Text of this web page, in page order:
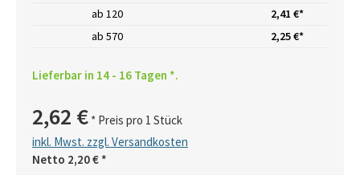
ab 120
2,41 €*
ab 570 2,25 €*
Lieferbar in 14 - 16 Tagen *.
2,62 € * Preis pro 1 Stück
inkl. Mwst. zzgl. Versandkosten
Netto 2,20 € *